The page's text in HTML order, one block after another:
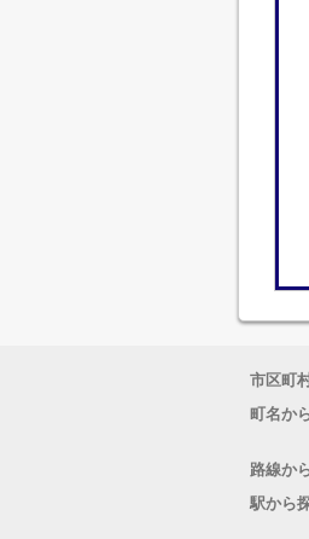
市区町
町名か
路線か
駅から